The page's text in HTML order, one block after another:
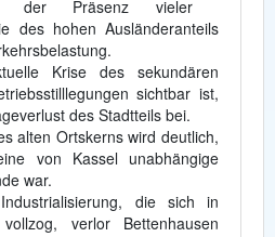
der Präsenz vieler
des hohen Ausländeranteils
Krise des sekundären
sichtbar ist,
des Stadtteils bei.
alten Ortskerns wird deutlich,
von Kassel unabhängige
war.
die sich in
verlor Bettenhausen